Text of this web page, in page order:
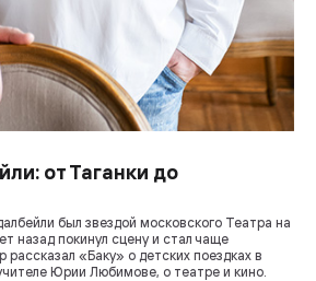
от Таганки до
был звездой московского Театра на
назад покинул сцену и стал чаще
рассказал «Баку» о детских поездках в
Юрии Любимове, о театре и кино.